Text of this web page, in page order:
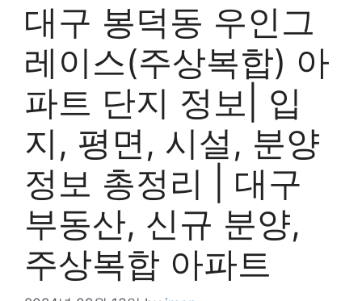
대구 봉덕동 우인그
레이스(주상복합) 아
파트 단지 정보| 입
지, 평면, 시설, 분양
정보 총정리 | 대구
부동산, 신규 분양,
주상복합 아파트